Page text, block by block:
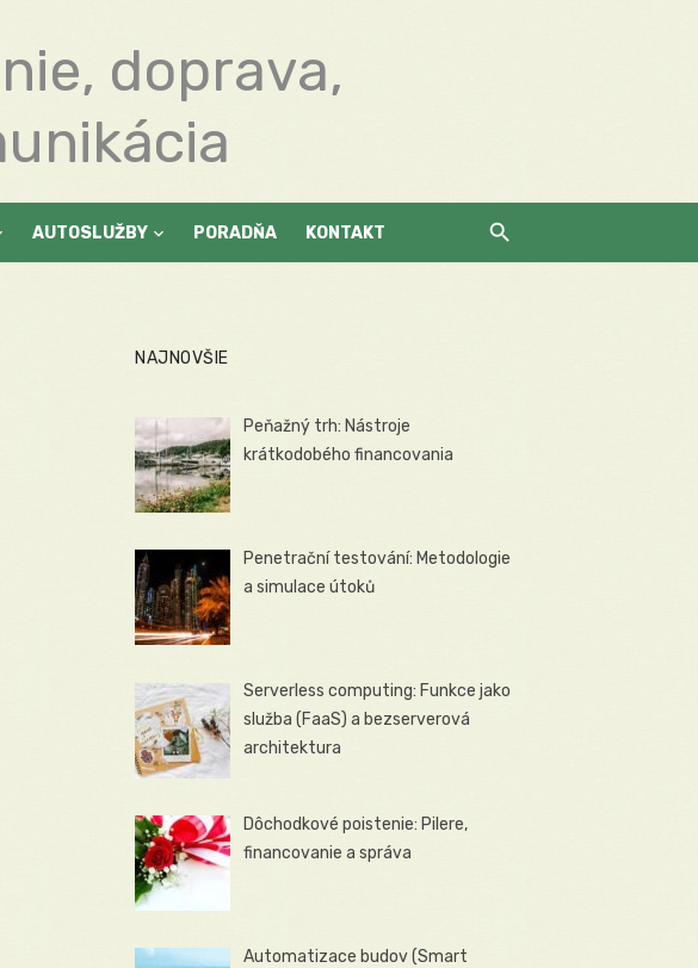
doprava,
AUTOSLUŽBY PORADŇA KONTAKT
NAJNOVŠIE
Peňažný trh: Nástroje
krátkodobého financovania
Penetrační testování: Metodologie
a simulace útoků
Serverless computing: Funkce jako
služba (FaaS) a bezserverová
architektura
Dôchodkové poistenie: Pilere,
financovanie a správa
Automatizace budov (Smart